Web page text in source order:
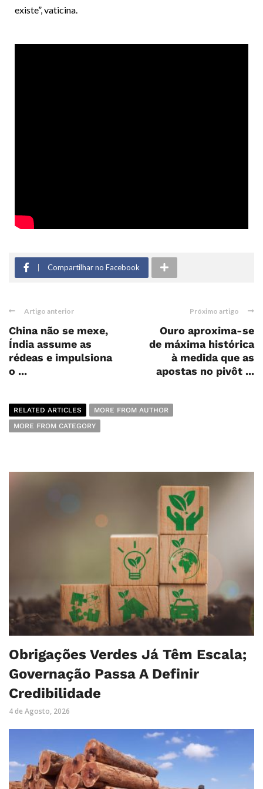
existe”, vaticina.
Compartilhar no Facebook
Artigo anterior
China não se mexe,
Índia assume as
rédeas e impulsiona
o ...
Próximo artigo
Ouro aproxima-se
de máxima histórica
à medida que as
apostas no pivôt ...
RELATED ARTICLES
MORE FROM AUTHOR
MORE FROM CATEGORY
Obrigações Verdes Já Têm Escala;
Governação Passa A Definir
Credibilidade
4 de Agosto, 2026